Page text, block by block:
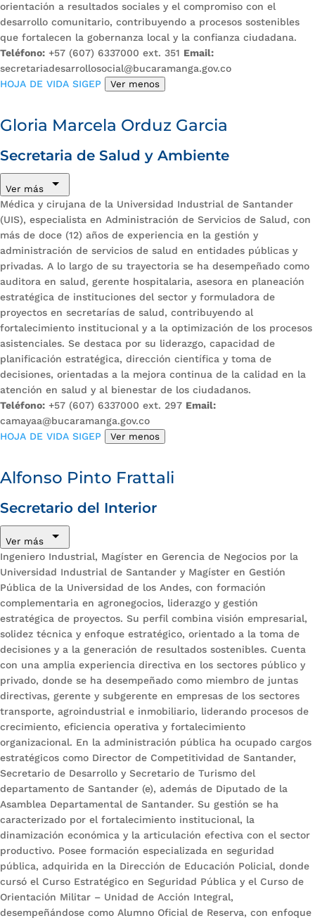
orientación a resultados sociales y el compromiso con el
desarrollo comunitario, contribuyendo a procesos sostenibles
que fortalecen la gobernanza local y la confianza ciudadana.
Teléfono: +57 (607) 6337000 ext. 351 Email:
secretariadesarrollosocial@bucaramanga.gov.co
HOJA DE VIDA SIGEP
Ver menos
Gloria Marcela Orduz Garcia
Secretaria de Salud y Ambiente
Ver más
Médica y cirujana de la Universidad Industrial de Santander
(UIS), especialista en Administración de Servicios de Salud, con
más de doce (12) años de experiencia en la gestión y
administración de servicios de salud en entidades públicas y
privadas. A lo largo de su trayectoria se ha desempeñado como
auditora en salud, gerente hospitalaria, asesora en planeación
estratégica de instituciones del sector y formuladora de
proyectos en secretarías de salud, contribuyendo al
fortalecimiento institucional y a la optimización de los procesos
asistenciales. Se destaca por su liderazgo, capacidad de
planificación estratégica, dirección científica y toma de
decisiones, orientadas a la mejora continua de la calidad en la
atención en salud y al bienestar de los ciudadanos.
Teléfono: +57 (607) 6337000 ext. 297 Email:
camayaa@bucaramanga.gov.co
HOJA DE VIDA SIGEP
Ver menos
Alfonso Pinto Frattali
Secretario del Interior
Ver más
Ingeniero Industrial, Magíster en Gerencia de Negocios por la
Universidad Industrial de Santander y Magíster en Gestión
Pública de la Universidad de los Andes, con formación
complementaria en agronegocios, liderazgo y gestión
estratégica de proyectos. Su perfil combina visión empresarial,
solidez técnica y enfoque estratégico, orientado a la toma de
decisiones y a la generación de resultados sostenibles. Cuenta
con una amplia experiencia directiva en los sectores público y
privado, donde se ha desempeñado como miembro de juntas
directivas, gerente y subgerente en empresas de los sectores
transporte, agroindustrial e inmobiliario, liderando procesos de
crecimiento, eficiencia operativa y fortalecimiento
organizacional. En la administración pública ha ocupado cargos
estratégicos como Director de Competitividad de Santander,
Secretario de Desarrollo y Secretario de Turismo del
departamento de Santander (e), además de Diputado de la
Asamblea Departamental de Santander. Su gestión se ha
caracterizado por el fortalecimiento institucional, la
dinamización económica y la articulación efectiva con el sector
productivo. Posee formación especializada en seguridad
pública, adquirida en la Dirección de Educación Policial, donde
cursó el Curso Estratégico en Seguridad Pública y el Curso de
Orientación Militar – Unidad de Acción Integral,
desempeñándose como Alumno Oficial de Reserva, con enfoque